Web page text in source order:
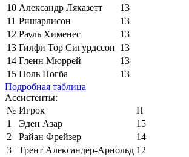
10 Александр Ляказетт
13
11 Ришарлисон
13
12 Рауль Хименес
13
13 Гилфи Тор Сигурдссон 13
14 Гленн Мюррей
13
15 Поль Погба
13
Подробная таблица
Ассистенты:
№ Игрок
П
1
Эден Азар
15
2
Райан Фрейзер
14
3
Трент Александер-Арнольд 12